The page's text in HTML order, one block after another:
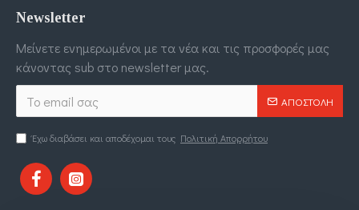
Newsletter
Μείνετε ενημερωμένοι με τα νέα και τις προσφορές μας
κάνοντας sub στο newsletter μας.
ΑΠΟΣΤΟΛΉ
Έχω διαβάσει και αποδέχομαι τους Πολιτική Απορρήτου